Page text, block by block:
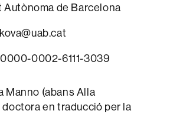
Autònoma de Barcelona
0002-6111-3039
Manno (abans Alla
doctora en traducció per la